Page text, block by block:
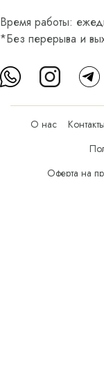
Время работы:
*Без перерыва и
О нас Контакты
Оферта на